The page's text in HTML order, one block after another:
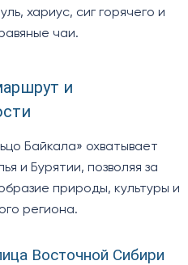
хариус, сиг горячего и
чаи.
и
Байкала» охватывает
и Бурятии, позволяя за
природы, культуры и
региона.
Восточной Сибири